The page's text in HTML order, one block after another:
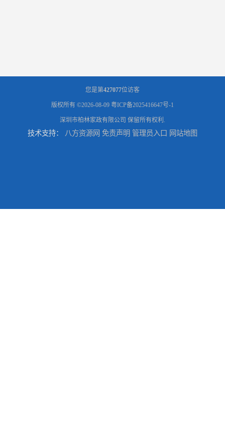
您是第427077位访客
版权所有 ©2026-08-09 粤ICP备2025416647号-1
深圳市柏林家政有限公司 保留所有权利.
技术支持： 八方资源网 免责声明 管理员入口 网站地图